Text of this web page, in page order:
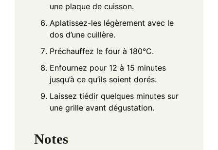
une plaque de cuisson.
Aplatissez-les légèrement avec le
dos d’une cuillère.
Préchauffez le four à 180°C.
Enfournez pour 12 à 15 minutes
jusqu’à ce qu’ils soient dorés.
Laissez tiédir quelques minutes sur
une grille avant dégustation.
Notes